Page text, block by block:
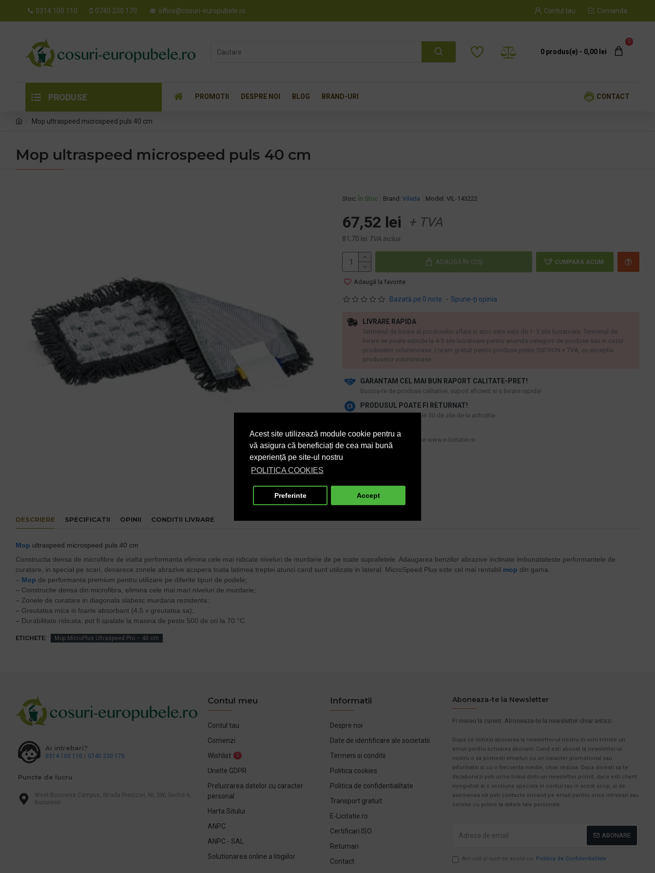
Acest site utilizează module cookie pentru a
vă asigura că beneficiați de cea mai bună
experiență pe site-ul nostru
POLITICA COOKIES
Preferinte Accept
0314 100 110 0740 230 170 office@cosuri-europubele.ro Contul tau Comanda
0 produs(e) - 0,00 lei
0
PRODUSE PROMOTII DESPRE NOI BLOG BRAND-URI CONTACT
Mop ultraspeed microspeed puls 40 cm
Mop ultraspeed microspeed puls 40 cm
Stoc: În Stoc Brand: Vileda Model: VIL-143222
Bazată pe 0 note. - Spune-ţi opinia
67,52 lei + TVA
81,70 lei TVA inclus
ADAUGĂ ÎN COŞ CUMPARA ACUM
Adaugă la favorite
GARANTAM CEL MAI BUN RAPORT CALITATE-PRET!
​Bucura-te de produse calitative, suport eficient si o livrare rapida!
PRODUSUL POATE FI RETURNAT!
De catre consumatori in 30 de zile de la achizitie
ACTIVI IN SEAP
Produs disponibil si pe www.e-licitatie.ro
LIVRARE RAPIDA
Termenul de livrare al produselor aflate in stoc este este de 1- 3 zile lucratoare. Termenul de
livrare se poate extinde la 4-5 zile lucratoare pentru anumite categorii de produse sau in cazul
produselor voluminoase. Livram gratuit pentru produse peste 550 RON + TVA, cu exceptia
produselor voluminoase.
DESCRIERE SPECIFICATII OPINII CONDITII LIVRARE
Mop ultraspeed microspeed puls 40 cm
Constructia densa de microfibre de inalta performanta elimina cele mai ridicate niveluri de murdarie de pe toate suprafetele. Adaugarea benzilor abrazive inclinate imbunatateste performantele de
curatare, in special pe scari, deoarece zonele abrazive acopera toata latimea treptei atunci cand sunt utilizate in lateral. MicroSpeed Plus este cel mai rentabil mop din gama.
– Mop de performanta premium pentru utilizare pe diferite tipuri de podele;
– Constructie densa din microfibra, elimina cele mai mari niveluri de murdarie;
– Zonele de curatare in diagonala slabesc murdaria rezistenta;
– Greutatea mica si foarte absorbant (4,5 x greutatea sa);
– Durabilitate ridicata, pot fi spalate la masina de peste 500 de ori la 70 °C.
ETICHETE: Mop MicroPlus Ultraspeed Pro – 40 cm
Ai intrebari?
0314 100 110 / 0740 230 170
Puncte de lucru
West Business Campus, Strada Preciziei, Nr, 3W, Sector 6,
Bucuresti
Contul meu
Contul tau
Comenzi
Wishlist
0
Unelte GDPR
Prelucrarea datelor cu caracter
personal
Harta Sitului
ANPC
ANPC - SAL
Solutionarea online a litigiilor
Informatii
Despre noi
Date de identificare ale societatii
Termeni si conditii
Politica cookies
Politica de confidentialitate
Transport gratuit
E-Licitatie.ro
Certificari ISO
Returnari
Contact
Aboneaza-te la Newsletter
Fi mereu la curent. Aboneaza-te la newsletter chiar astazi.
Dupa ce initiezi abonarea la newsletter-ul nostru iti vom trimite un
email pentru activarea abonarii. Cand esti abonat la newsletter-ul
nostru o sa primesti emailuri cu un caracter promotional sau
informativ si cu o frecventa medie, chiar redusa. Daca doresti sa te
dezabonezi poti urma linkul dintr-un newsletter primit, daca esti client
inregistrat ai o sectiune speciala in contul tau in acest scop, si de
asemenea ne poti contacta oricand pe email pentru orice intrebari sau
cerinte cu privire la datele tale personale.
ABONARE
Am citit şi sunt de acord cu Politica de Confidentialitate